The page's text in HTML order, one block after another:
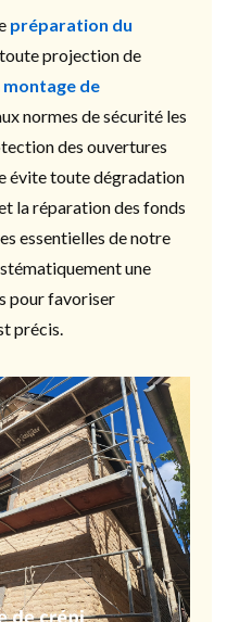
préparation du
projection de
montage de
normes de sécurité les
des ouvertures
évite toute dégradation
la réparation des fonds
essentielles de notre
une
pour favoriser
précis.